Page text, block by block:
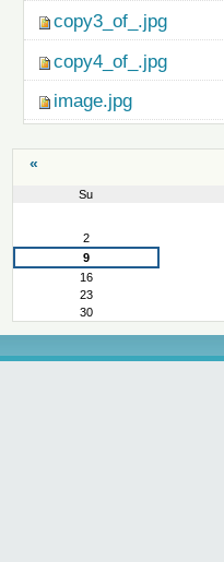
copy3_of_.jpg
copy4_of_.jpg
image.jpg
«
Su
2
9
16
23
30